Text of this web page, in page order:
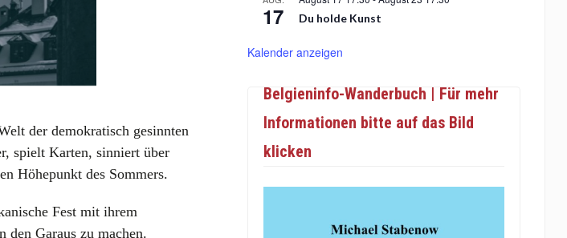
der demokratisch gesinnten
spielt Karten, sinniert über
Höhepunkt des Sommers.
Fest mit ihrem
den Garaus zu machen.
17
Du holde Kunst
Kalender anzeigen
Belgieninfo-Wanderbuch | Für mehr
Informationen bitte auf das Bild
klicken